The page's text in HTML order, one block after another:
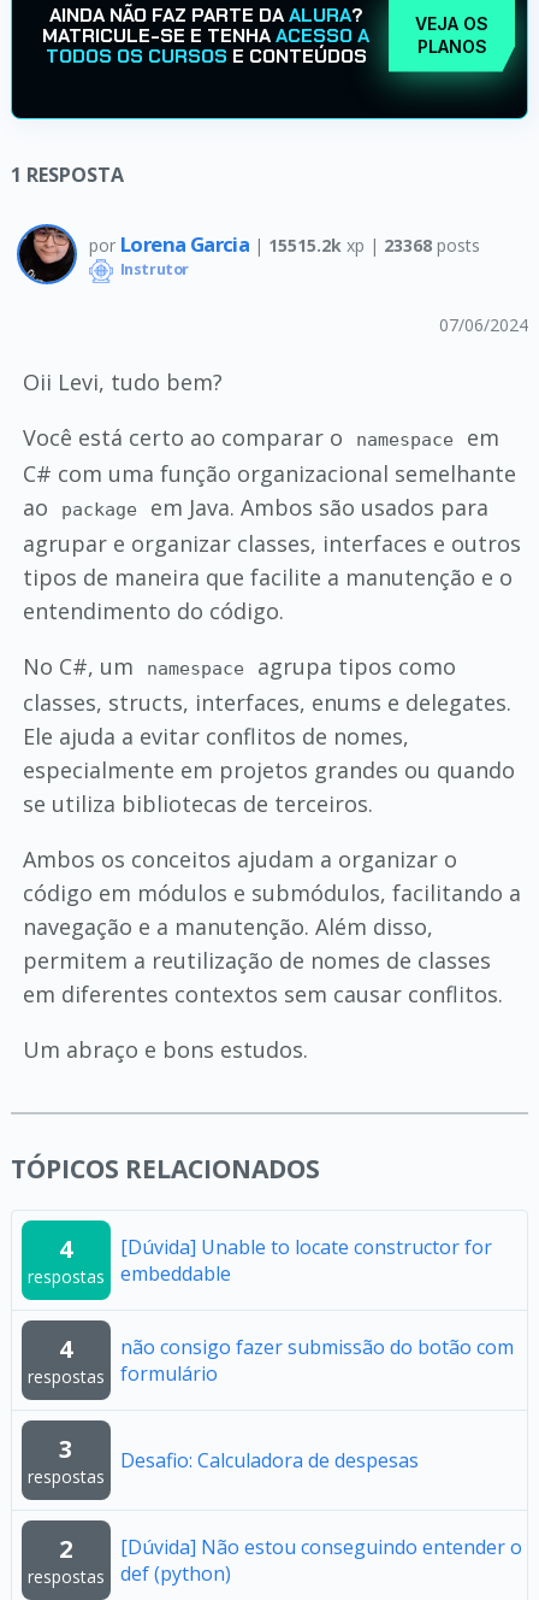
AINDA NÃO FAZ PARTE DAALURA?
MATRICULE-SE E TENHAACESSO A
TODOS OS CURSOS E CONTEÚDOS
VEJA OS
PLANOS
1 RESPOSTA
por Lorena Garcia | 15515.2k xp | 23368posts
Instrutor
07/06/2024
Oii Levi, tudo bem?
Você está certo ao comparar o
namespace
em
C# com uma função organizacional semelhante
ao
package
em Java. Ambos são usados para
agrupar e organizar classes, interfaces e outros
tipos de maneira que facilite a manutenção e o
entendimento do código.
No C#, um
namespace
agrupa tipos como
classes, structs, interfaces, enums e delegates.
Ele ajuda a evitar conflitos de nomes,
especialmente em projetos grandes ou quando
se utiliza bibliotecas de terceiros.
Ambos os conceitos ajudam a organizar o
código em módulos e submódulos, facilitando a
navegação e a manutenção. Além disso,
permitem a reutilização de nomes de classes
em diferentes contextos sem causar conflitos.
Um abraço e bons estudos.
TÓPICOS RELACIONADOS
4
respostas
[Dúvida] Unable to locate constructor for
embeddable
4
respostas
não consigo fazer submissão do botão com
formulário
3
respostas
Desafio: Calculadora de despesas
2
respostas
[Dúvida] Não estou conseguindo entender o
def (python)